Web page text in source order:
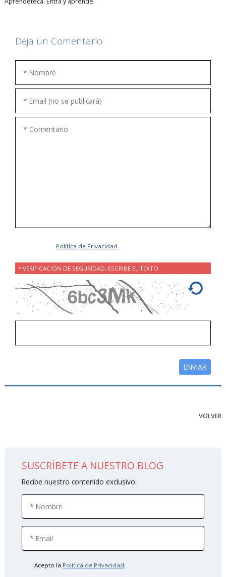
Deja un Comentario
Política de Privacidad
* VERIFICACIÓN DE SEGURIDAD, ESCRIBE EL TEXTO
VOLVER
SUSCRÍBETE A NUESTRO BLOG
Recibe nuestro contenido exclusivo.
Acepto la Política de Privacidad